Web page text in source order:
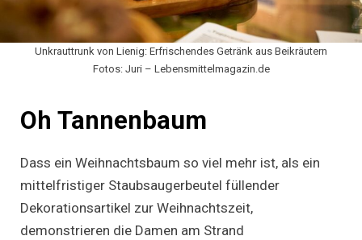
Unkrauttrunk von Lienig: Erfrischendes Getränk aus Beikräutern
Fotos: Juri – Lebensmittelmagazin.de
Oh Tannenbaum
Dass ein Weihnachtsbaum so viel mehr ist, als ein
mittelfristiger Staubsaugerbeutel füllender
Dekorationsartikel zur Weihnachtszeit,
demonstrieren die Damen am Strand